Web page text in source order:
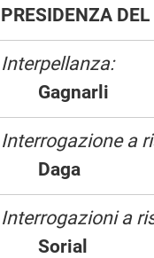
PRESIDENZA
Interpellanza:
Gagnarli
Interrogazione a
Daga
Interrogazioni a
Sorial